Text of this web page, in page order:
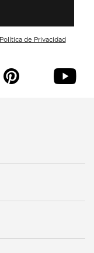
Política de Privacidad
p y